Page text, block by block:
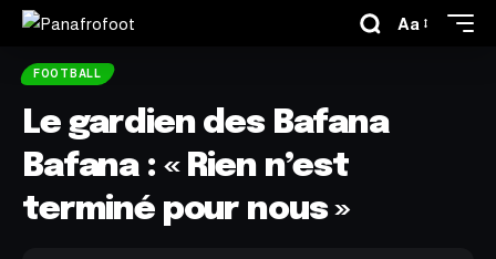
Aa
FOOTBALL
Le gardien des Bafana
Bafana : « Rien n’est
terminé pour nous »